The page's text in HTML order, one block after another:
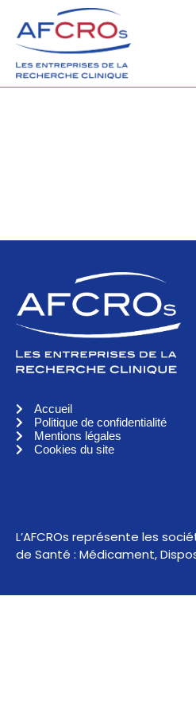
Accueil
Politique de confidentialité
Mentions légales
Cookies du site
L’AFCROs représente les
de Santé : Médicament,